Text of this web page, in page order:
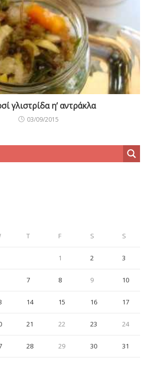
γλιστρίδα η’ αντράκλα
03/09/2015
T F S S
1 2 3
7 8 9 10
14 15 16 17
21 22 23 24
28 29 30 31